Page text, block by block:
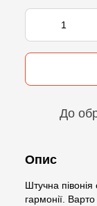
До
Опис
Штучна півонія
гармонії.